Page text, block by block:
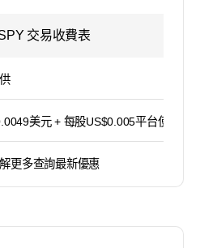
交易收費表
美元 + 每股US$0.005平台使用費
更多查詢最新優惠